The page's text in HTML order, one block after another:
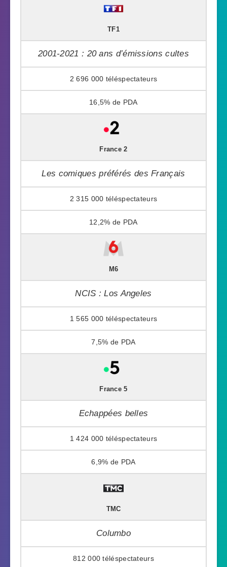
TF1
2001-2021 : 20 ans d’émissions cultes
2 696 000
16,5%
France 2
Les comiques préférés des Français
2 315 000
12,2%
M6
NCIS : Los Angeles
1 565 000
7,5%
France 5
Echappées belles
1 424 000
6,9%
TMC
Columbo
812 000